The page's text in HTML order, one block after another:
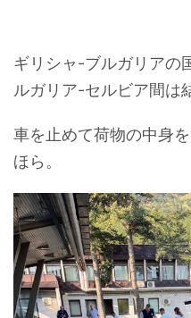
ギリシャ-ブルガリアの
ルガリア-セルビア間は
車を止めて荷物の中身
ほら。